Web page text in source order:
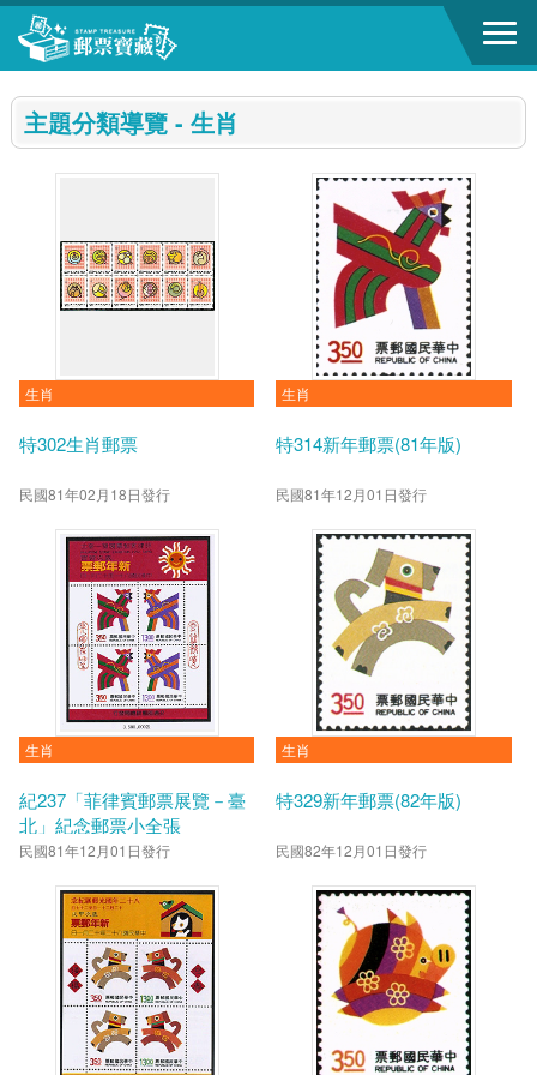
跳到主要內容區塊
主題分類導覽 - 生肖
生肖
特302生肖郵票
民國81年02月18日發行
生肖
特314新年郵票(81年版)
民國81年12月01日發行
生肖
紀237「菲律賓郵票展覽－臺
北」紀念郵票小全張
民國81年12月01日發行
生肖
特329新年郵票(82年版)
民國82年12月01日發行